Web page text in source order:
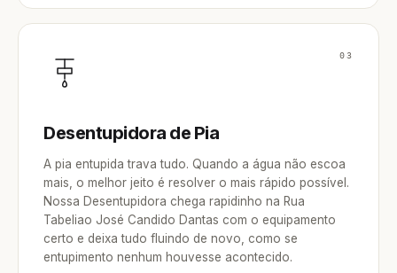
03
Desentupidora de Pia
A pia entupida trava tudo. Quando a água não escoa
mais, o melhor jeito é resolver o mais rápido possível.
Nossa Desentupidora chega rapidinho na Rua
Tabeliao José Candido Dantas com o equipamento
certo e deixa tudo fluindo de novo, como se
entupimento nenhum houvesse acontecido.